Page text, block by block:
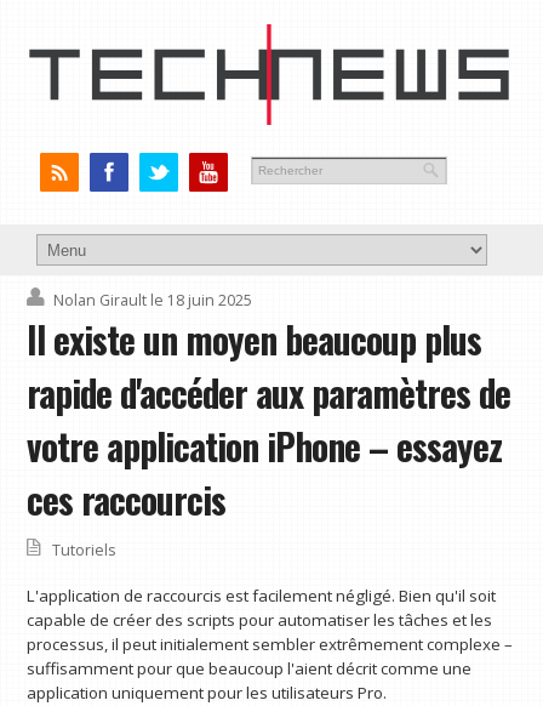
Nolan Girault le 18 juin 2025
Il existe un moyen beaucoup plus
rapide d'accéder aux paramètres de
votre application iPhone – essayez
ces raccourcis
Tutoriels
L'application de raccourcis est facilement négligé. Bien qu'il soit
capable de créer des scripts pour automatiser les tâches et les
processus, il peut initialement sembler extrêmement complexe –
suffisamment pour que beaucoup l'aient décrit comme une
application uniquement pour les utilisateurs Pro.